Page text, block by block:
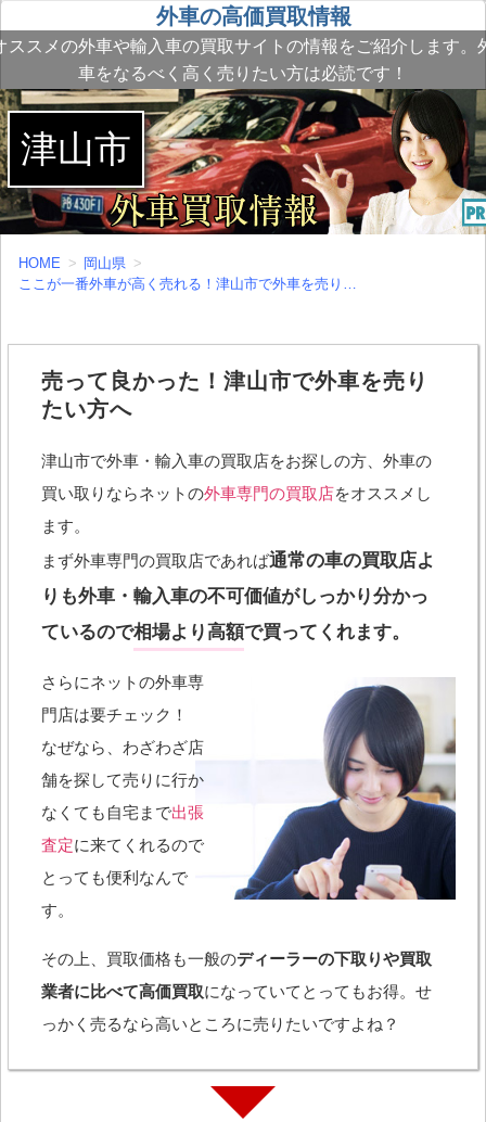
外車の高価買取情報
ススメの外車や輸入車の買取サイトの情報をご紹介します。
車をなるべく高く売りたい方は必読です！
津山市
HOME
岡山県
ここが一番外車が高く売れる！津山市で外車を売りたい方へ
売って良かった！津山市で外車を売り
たい方へ
津山市で外車・輸入車の買取店をお探しの方、外車の
買い取りならネットの外車専門の買取店をオススメし
ます。
まず外車専門の買取店であれば通常の車の買取店よ
りも外車・輸入車の不可価値がしっかり分かっ
ているので相場より高額で買ってくれます。
さらにネットの外車専
門店は要チェック！
なぜなら、わざわざ店
舗を探して売りに行か
なくても自宅まで出張
査定に来てくれるので
とっても便利なんで
す。
その上、買取価格も一般のディーラーの下取りや買取
業者に比べて高価買取になっていてとってもお得。せ
っかく売るなら高いところに売りたいですよね？